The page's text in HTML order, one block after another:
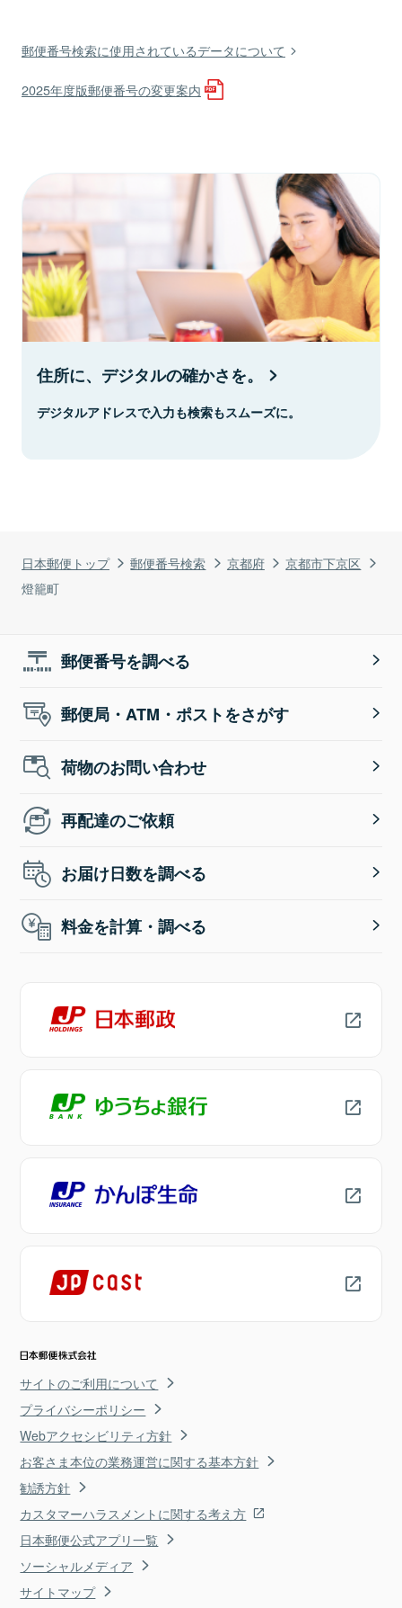
日本郵便トップ 郵便番号検索 京都府
京都市下京区
燈籠町
郵便番号検索に使用されているデータについて
2025年度版郵便番号の変更案内
住所に、デジタルの確かさを。
デジタルアドレスで入力も検索もスムーズに。
郵便番号を調べる
郵便局・ATM・ポストをさがす
荷物のお問い合わせ
再配達のご依頼
お届け日数を調べる
料金を計算・調べる
サイトのご利用について
プライバシーポリシー
Webアクセシビリティ方針
お客さま本位の業務運営に関する基本方針
勧誘方針
カスタマーハラスメントに関する考え方
日本郵便公式アプリ一覧
ソーシャルメディア
サイトマップ